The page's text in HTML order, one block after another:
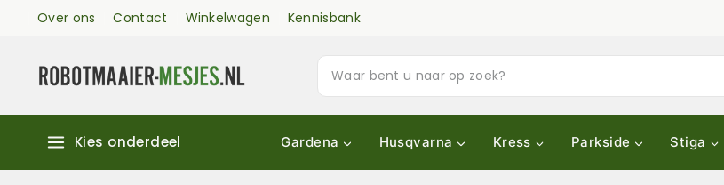
Over ons Contact Winkelwagen Kennisbank
Kies onderdeel Gardena Husqvarna Kress Parkside Stiga